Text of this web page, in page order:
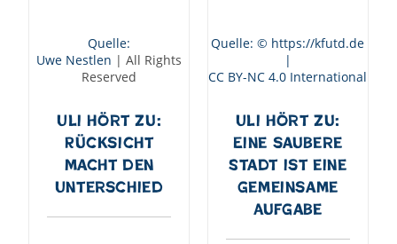
Quelle:
Uwe Nestlen | All Rights
Reserved
Uli hört zu:
Rücksicht
macht den
Unterschied
Quelle: © https://kfutd.de
|
CC BY-NC 4.0 International
Uli hört zu:
Eine saubere
Stadt ist eine
gemeinsame
Aufgabe